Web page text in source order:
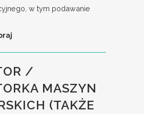
w tym podawanie
/
MASZYN
(TAKŻE